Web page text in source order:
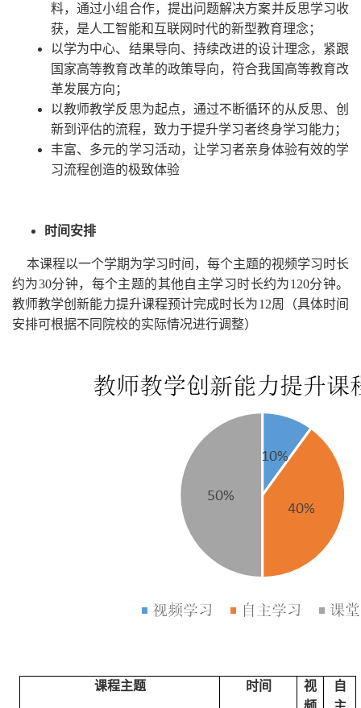
料，通过小组合作，提出问题解决方案并反思学习收
获，是人工智能和互联网时代的新型教育理念；
以学为中心、结果导向、持续改进的设计理念，紧跟
国家高等教育改革的政策导向，符合我国高等教育改
革发展方向；
以教师教学反思为起点，通过不断循环的从反思、创
新到评估的流程，致力于提升学习者终身学习能力；
丰富、多元的学习活动，让学习者亲身体验有效的学
习流程创造的极致体验
时间安排
本课程以一个学期为学习时间，每个主题的视频学习时长
约为30分钟，每个主题的其他自主学习时长约为120分钟。
教师教学创新能力提升课程预计完成时长为12周
（具体时间
安排可根据不同院校的实际情况进行调整）
课程主题 时间
视
自